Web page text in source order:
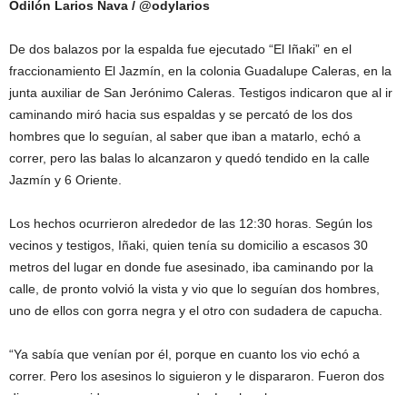
Odilón Larios Nava / @odylarios
De dos balazos por la espalda fue ejecutado “El Iñaki” en el
fraccionamiento El Jazmín, en la colonia Guadalupe Caleras, en la
junta auxiliar de San Jerónimo Caleras. Testigos indicaron que al ir
caminando miró hacia sus espaldas y se percató de los dos
hombres que lo seguían, al saber que iban a matarlo, echó a
correr, pero las balas lo alcanzaron y quedó tendido en la calle
Jazmín y 6 Oriente.
Los hechos ocurrieron alrededor de las 12:30 horas. Según los
vecinos y testigos, Iñaki, quien tenía su domicilio a escasos 30
metros del lugar en donde fue asesinado, iba caminando por la
calle, de pronto volvió la vista y vio que lo seguían dos hombres,
uno de ellos con gorra negra y el otro con sudadera de capucha.
“Ya sabía que venían por él, porque en cuanto los vio echó a
correr. Pero los asesinos lo siguieron y le dispararon. Fueron dos